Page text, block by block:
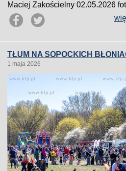
Maciej Zakościelny 02.05.2026
TŁUM NA SOPOCKICH
1 maja 2026